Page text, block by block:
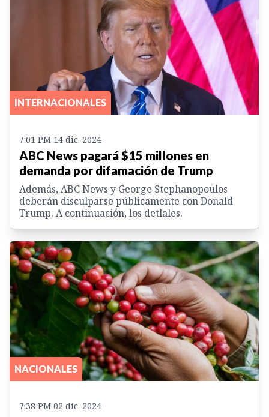
INTERNACIONALES
7:01 PM 14 dic. 2024
ABC News pagará $15 millones en
demanda por difamación de Trump
Además, ABC News y George Stephanopoulos
deberán disculparse públicamente con Donald
Trump. A continuación, los detlales.
NACIONALES
7:38 PM 02 dic. 2024